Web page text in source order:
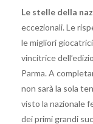
Le stelle della
eccezionali. Le
le migliori
vincitrice
Parma. A
non sarà la sola
visto la nazionale
dei primi grandi